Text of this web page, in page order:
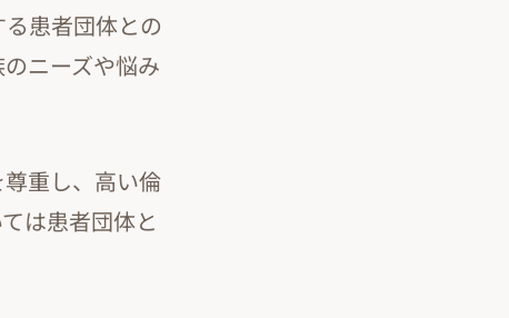
患者団体との
ニーズや悩み
重し、高い倫
は患者団体と